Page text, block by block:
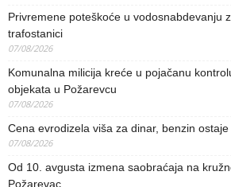
Privremene poteškoće u vodosnabdevanju
trafostanici
07/08/2026
Komunalna milicija kreće u pojačanu
objekata u Požarevcu
07/08/2026
Cena evrodizela viša za dinar, benzin
07/08/2026
Od 10. avgusta izmena saobraćaja na
Požarevac